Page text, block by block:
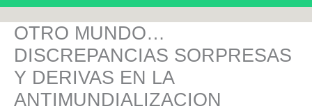
OTRO MUNDO…
DISCREPANCIAS SORPRESAS
Y DERIVAS EN LA
ANTIMUNDIALIZACION